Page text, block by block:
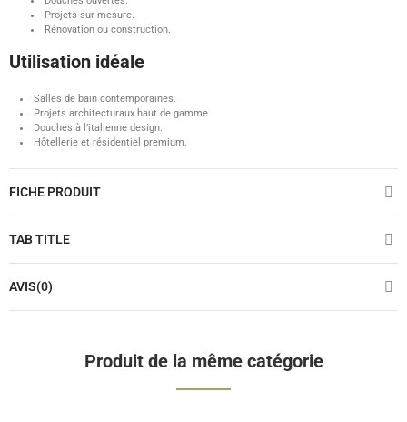
Projets sur mesure.
Rénovation ou construction.
Utilisation idéale
Salles de bain contemporaines.
Projets architecturaux haut de gamme.
Douches à l’italienne design.
Hôtellerie et résidentiel premium.
FICHE PRODUIT
TAB TITLE
AVIS(0)
Produit de la même catégorie